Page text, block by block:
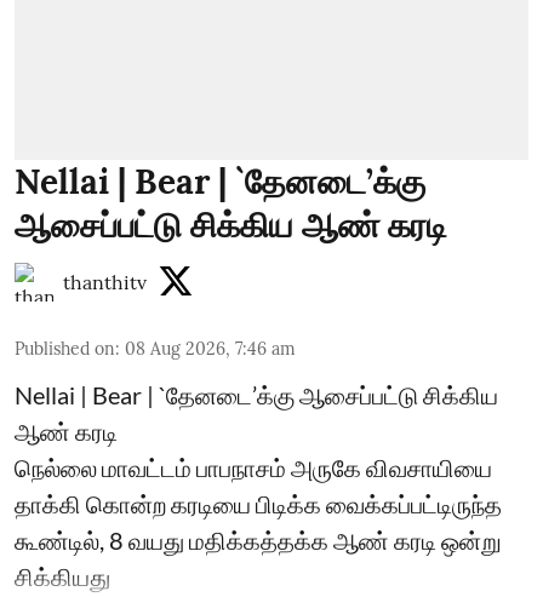
Nellai | Bear | `தேனடை’க்கு
ஆசைப்பட்டு சிக்கிய ஆண் கரடி
thanthitv
Published on: 08 Aug 2026, 7:46 am
Nellai | Bear | `தேனடை’க்கு ஆசைப்பட்டு சிக்கிய
ஆண் கரடி
நெல்லை மாவட்டம் பாபநாசம் அருகே விவசாயியை
தாக்கி கொன்ற கரடியை பிடிக்க வைக்கப்பட்டிருந்த
கூண்டில், 8 வயது மதிக்கத்தக்க ஆண் கரடி ஒன்று
சிக்கியது